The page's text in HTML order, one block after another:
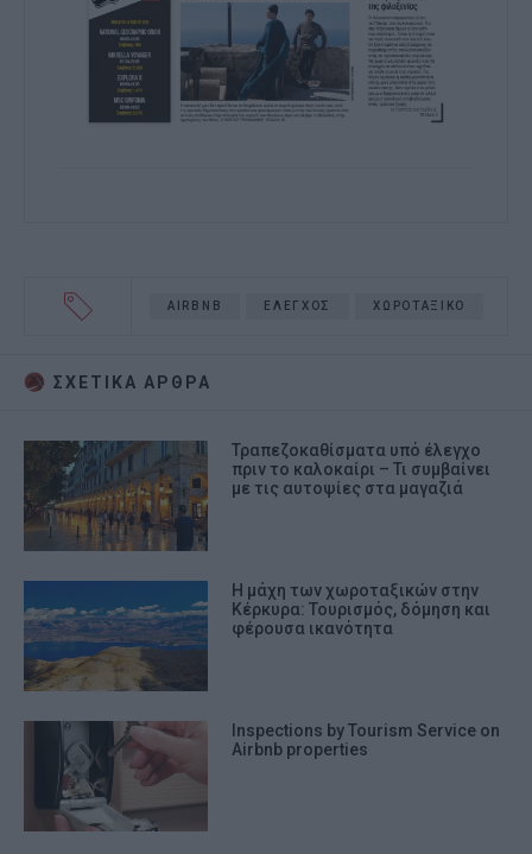
AIRBNB ΕΛΕΓΧΟΣ ΧΩΡΟΤΑΞΙΚΟ
ΣΧΕΤΙΚA AΡΘΡΑ
Τραπεζοκαθίσματα υπό έλεγχο
πριν το καλοκαίρι – Τι συμβαίνει
με τις αυτοψίες στα μαγαζιά
Η μάχη των χωροταξικών στην
Κέρκυρα: Τουρισμός, δόμηση και
φέρουσα ικανότητα
Inspections by Tourism Service on
Airbnb properties